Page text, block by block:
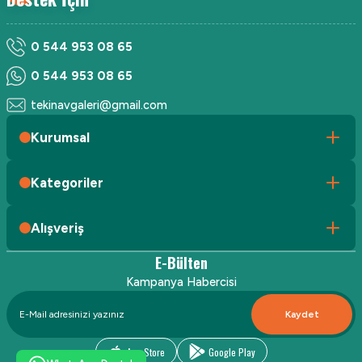
0 544 953 08 65
0 544 953 08 65
tekinavgaleri@gmail.com
Kurumsal
Kategoriler
Alışveriş
E-Bülten
Kampanya Habercisi
Kaydet
App Store Google Play